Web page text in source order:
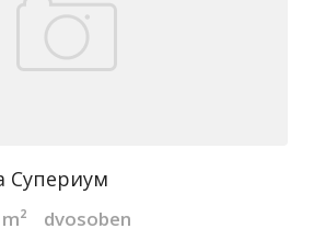
Супериум
dvosoben